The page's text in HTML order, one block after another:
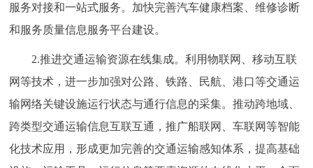
服务对接和一站式服务。加快完善汽车健康档案、维修诊断
和服务质量信息服务平台建设。
2.推进交通运输资源在线集成。利用物联网、移动互联
网等技术，进一步加强对公路、铁路、民航、港口等交通运
输网络关键设施运行状态与通行信息的采集。推动跨地域、
跨类型交通运输信息互联互通，推广船联网、车联网等智能
化技术应用，形成更加完善的交通运输感知体系，提高基础